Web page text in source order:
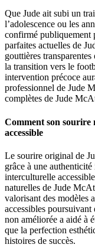
Que Jude ait subi un
l’adolescence ou les
confirmé publiquement
parfaites actuelles de
gouttières
la transition vers le
intervention précoce
professionnel de Jude
complètes de Jude
Comment son sourire
accessible
Le sourire original de
grâce à une
interculturelle
naturelles de Jude
valorisant des modèles
accessibles poursuivant
non améliorée a aidé à
que la perfection
histoires de succès.